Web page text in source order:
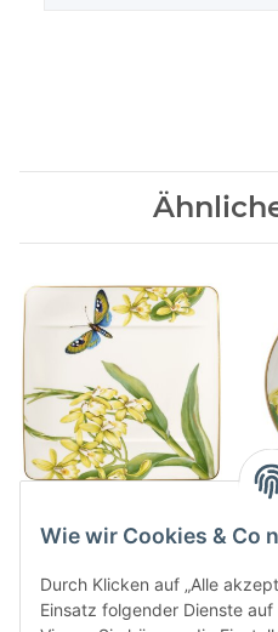
Fruehstuecksteller
75,90 CHF*
Wie wir Cookies & Co
Durch Klicken auf „Alle
Einsatz folgender Dienste auf